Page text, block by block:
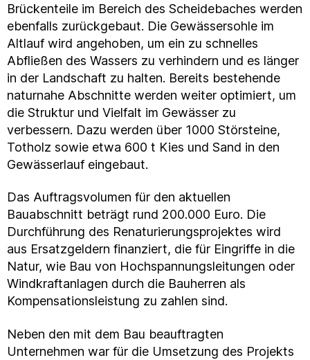
Brückenteile im Bereich des Scheidebaches werden
ebenfalls zurückgebaut. Die Gewässersohle im
Altlauf wird angehoben, um ein zu schnelles
Abfließen des Wassers zu verhindern und es länger
in der Landschaft zu halten. Bereits bestehende
naturnahe Abschnitte werden weiter optimiert, um
die Struktur und Vielfalt im Gewässer zu
verbessern. Dazu werden über 1000 Störsteine,
Totholz sowie etwa 600 t Kies und Sand in den
Gewässerlauf eingebaut.
Das Auftragsvolumen für den aktuellen
Bauabschnitt beträgt rund 200.000 Euro. Die
Durchführung des Renaturierungsprojektes wird
aus Ersatzgeldern finanziert, die für Eingriffe in die
Natur, wie Bau von Hochspannungsleitungen oder
Windkraftanlagen durch die Bauherren als
Kompensationsleistung zu zahlen sind.
Neben den mit dem Bau beauftragten
Unternehmen war für die Umsetzung des Projekts